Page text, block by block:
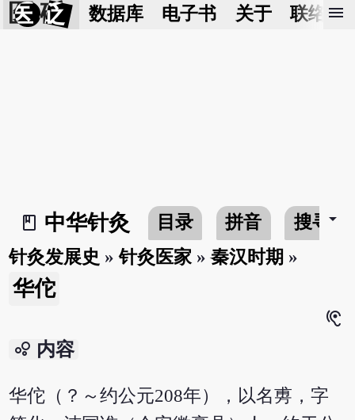
医 砭 数据库 电子书 关于 联络我
menu
book_2
中华针灸 目录 拼音 搜寻arrow_drop_down
针灸发展史 »针灸医家 »秦汉时期 »
华佗
hearing
bubble_chart 内容
华佗（？～约公元208年），以名旉，字